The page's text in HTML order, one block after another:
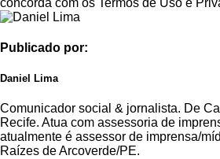
Publicado por:
Daniel Lima
Comunicador social & jornalista. De
Recife. Atua com assessoria de
atualmente é assessor de imprensa/
Raízes de Arcoverde/PE.